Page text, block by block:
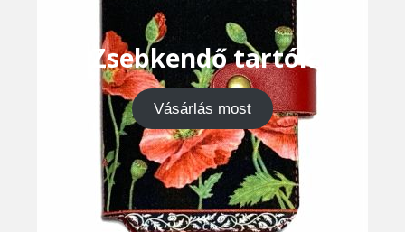
Zsebkendő tartók
Vásárlás most